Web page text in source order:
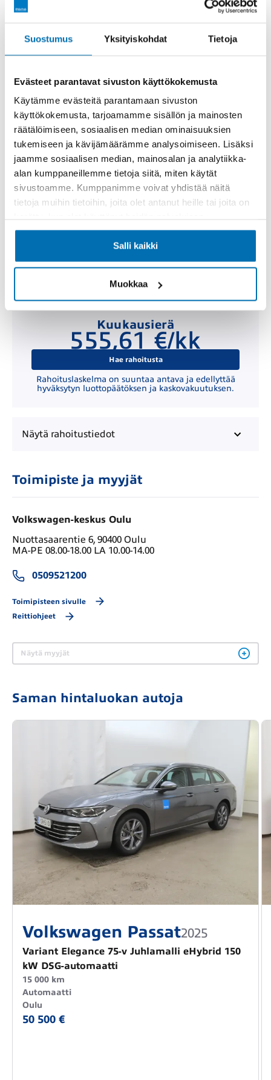
Suostumus Yksityiskohdat Tietoja
Evästeet parantavat sivuston käyttökokemusta
Käytämme evästeitä parantamaan sivuston
käyttökokemusta, tarjoamamme sisällön ja mainosten
räätälöimiseen, sosiaalisen median ominaisuuksien
tukemiseen ja kävijämäärämme analysoimiseen. Lisäksi
jaamme sosiaalisen median, mainosalan ja analytiikka-
alan kumppaneillemme tietoja siitä, miten käytät
sivustoamme. Kumppanimme voivat yhdistää näitä
tietoja muihin tietoihin, joita olet antanut heille tai joita on
Salli kaikki
Muokkaa
Rahoitusaika (kk)
Käsiraha tai vaihtoauto (€)
Kuukausierä
555,61 €/kk
Hae rahoitusta
Rahoituslaskelma on suuntaa antava ja edellyttää
hyväksytyn luottopäätöksen ja kaskovakuutuksen.
Näytä rahoitustiedot
Toimipiste ja myyjät
Volkswagen-keskus Oulu
Nuottasaarentie 6, 90400 Oulu
MA-PE 08.00-18.00 LA 10.00-14.00
0509521200
Toimipisteen sivulle
Reittiohjeet
Näytä myyjät
Saman hintaluokan autoja
Volkswagen Passat2025
Variant Elegance 75-v Juhlamalli eHybrid 150
kW DSG-automaatti
15 000 km
Automaatti
Oulu
50 500 €